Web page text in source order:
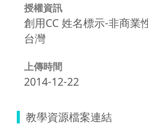
授權資訊
創用CC 姓名標示-非商業
台灣
上傳時間
2014-12-22
教學資源檔案連結